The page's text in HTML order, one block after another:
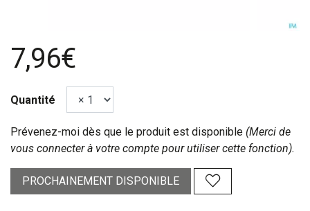
7,96€
Quantité
Prévenez-moi dès que le produit est disponible (Merci de
vous connecter à votre compte pour utiliser cette fonction).
PROCHAINEMENT DISPONIBLE